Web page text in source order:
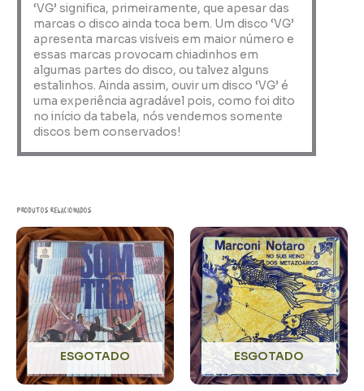
‘VG’ significa, primeiramente, que apesar das
marcas o disco ainda toca bem. Um disco ‘VG’
apresenta marcas visíveis em maior número e
essas marcas provocam chiadinhos em
algumas partes do disco, ou talvez alguns
estalinhos. Ainda assim, ouvir um disco ‘VG’ é
uma experiência agradável pois, como foi dito
no início da tabela, nós vendemos somente
discos bem conservados!
Produtos relacionados
ESGOTADO ESGOTADO